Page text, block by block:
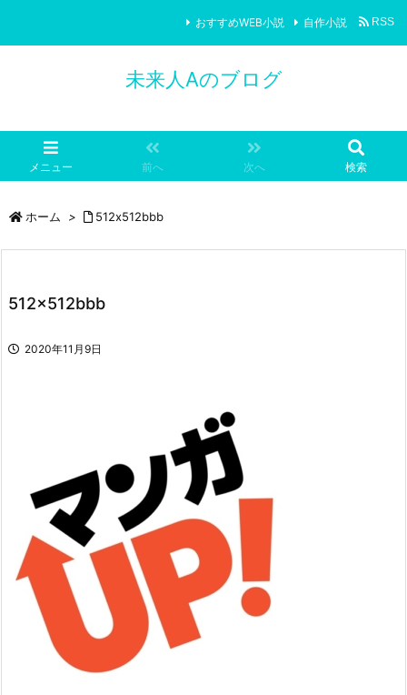
未来人Aのブログ
メニュー 前へ 次へ 検索
おすすめWEB小説 自作小説 RSS
ホーム > 512x512bbb
512x512bbb
2020年11月9日